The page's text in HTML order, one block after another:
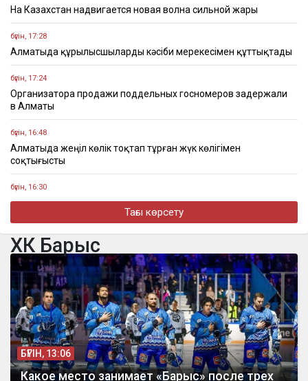
На Казахстан надвигается новая волна сильной жары
бүгін, 17:28
Алматыда құрылысшыларды кәсіби мерекесімен құттықтады
бүгін, 17:24
Организатора продажи поддельных госномеров задержали
в Алматы
бүгін, 16:48
Алматыда жеңіл көлік тоқтап тұрған жүк көлігімен
соқтығысты
бүгін, 16:30
Четыре бронзовые медали завоевали казахстанцы на
бүгін, 16:11
«Әкем радикал емес»: қамаудағы ақсақалдың қызы
Тоқаевтан әділдік сұрады
Тағы көрсету
ХК Барыс
БҮГІН, 13:06
Какое место занимает «Барыс» после трех